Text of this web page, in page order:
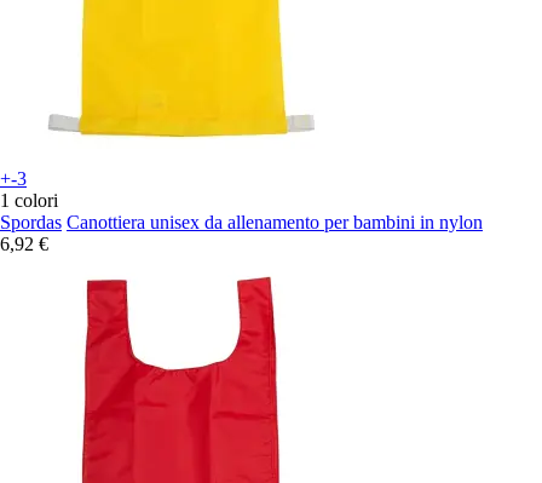
+-3
1 colori
Spordas Canottiera unisex da allenamento per bambini in nylon
6,92 €